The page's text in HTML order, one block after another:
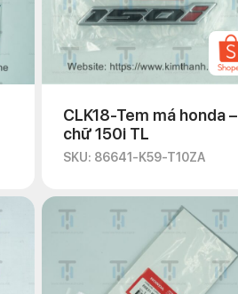
CLK18-Tem má honda –
chữ 150i TL
SKU: 86641-K59-T10ZA